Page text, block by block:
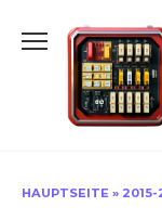
HAUPTSEITE » 2015-